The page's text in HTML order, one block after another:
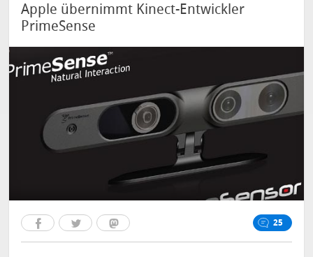
Apple übernimmt Kinect-Entwickler
PrimeSense
25